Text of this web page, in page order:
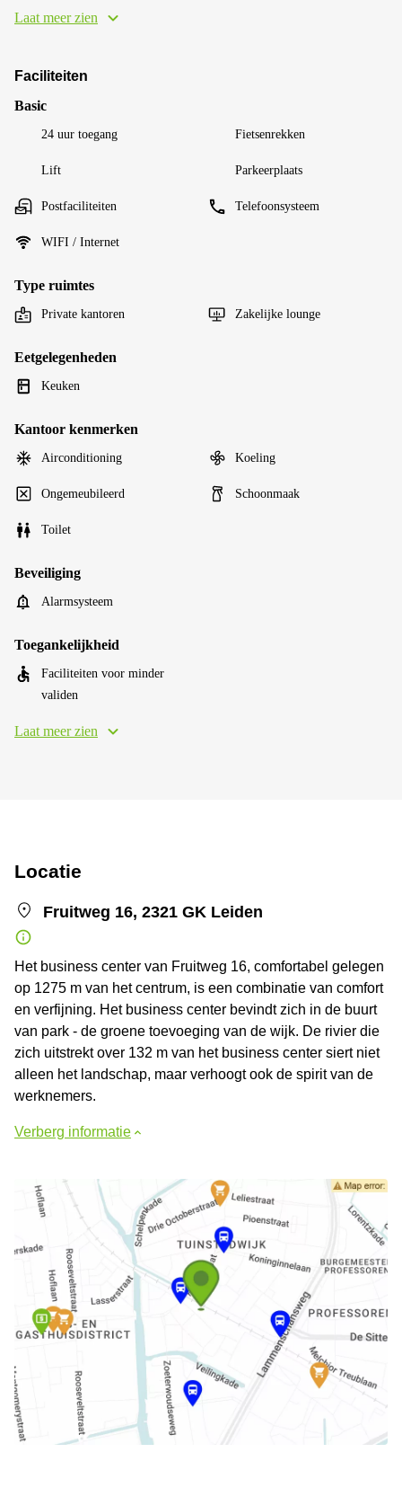
Laat meer zien
Faciliteiten
Basic
24 uur toegang Fietsenrekken
Lift Parkeerplaats
Postfaciliteiten Telefoonsysteem
WIFI / Internet
Type ruimtes
Private kantoren Zakelijke lounge
Eetgelegenheden
Keuken
Kantoor kenmerken
Airconditioning Koeling
Ongemeubileerd Schoonmaak
Toilet
Beveiliging
Alarmsysteem
Toegankelijkheid
Faciliteiten voor minder
validen
Laat meer zien
Locatie
Fruitweg 16, 2321 GK Leiden
Het business center van Fruitweg 16, comfortabel gelegen
op 1275 m van het centrum, is een combinatie van comfort
en verfijning. Het business center bevindt zich in de buurt
van park - de groene toevoeging van de wijk. De rivier die
zich uitstrekt over 132 m van het business center siert niet
alleen het landschap, maar verhoogt ook de spirit van de
werknemers.
Verberg informatie